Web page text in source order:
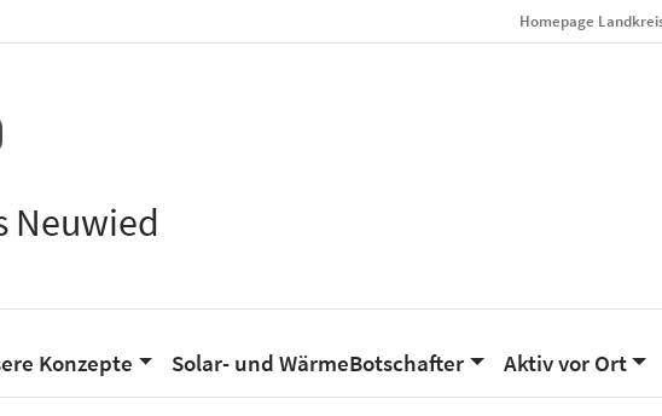
Homepage
Neuwied
Konzepte Solar- und WärmeBotschafter Aktiv vor Ort